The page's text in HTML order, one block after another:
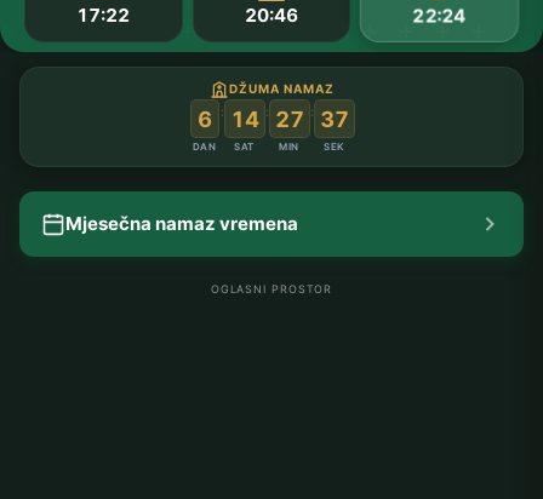
17:22 20:46 22:24
DŽUMA NAMAZ
6
DAN
: 14
SAT
: 27
MIN
: 36
SEK
Mjesečna namaz vremena
OGLASNI PROSTOR